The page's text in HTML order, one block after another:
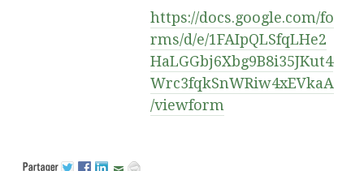
https://docs.google.com/fo
rms/d/e/1FAIpQLSfqLHe2
HaLGGbj6Xbg9B8i35JKut4
Wrc3fqkSnWRiw4xEVkaA
/viewform